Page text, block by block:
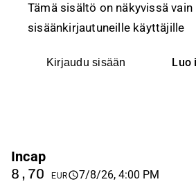
Tämä sisältö on näkyvissä vain
sisäänkirjautuneille käyttäjille
Kirjaudu sisään Luo
Incap
8,70 EUR 7/8/26, 4:00 PM